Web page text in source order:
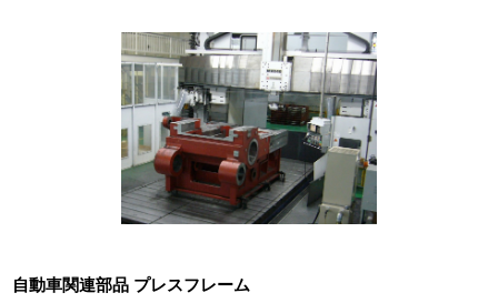
自動車関連部品 プレスフレーム